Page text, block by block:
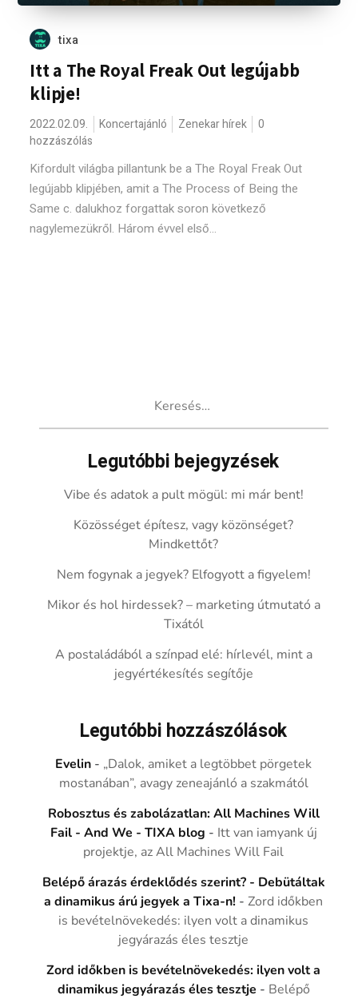
tixa
Itt a The Royal Freak Out legújabb
klipje!
2022.02.09. Koncertajánló Zenekar hírek
0
hozzászólás
Kifordult világba pillantunk be a The Royal Freak Out
legújabb klipjében, amit a The Process of Being the
Same c. dalukhoz forgattak soron következő
nagylemezükről. Három évvel első...
Legutóbbi bejegyzések
Vibe és adatok a pult mögül: mi már bent!
Közösséget építesz, vagy közönséget?
Mindkettőt?
Nem fogynak a jegyek? Elfogyott a figyelem!
Mikor és hol hirdessek? – marketing útmutató a
Tixától
A postaládából a színpad elé: hírlevél, mint a
jegyértékesítés segítője
Legutóbbi hozzászólások
Evelin - „Dalok, amiket a legtöbbet pörgetek
mostanában”, avagy zeneajánló a szakmától
Robosztus és zabolázatlan: All Machines Will
Fail - And We - TIXA blog - Itt van iamyank új
projektje, az All Machines Will Fail
Belépő árazás érdeklődés szerint? - Debütáltak
a dinamikus árú jegyek a Tixa-n! -Zord időkben
is bevételnövekedés: ilyen volt a dinamikus
jegyárazás éles tesztje
Zord időkben is bevételnövekedés: ilyen volt a
dinamikus jegyárazás éles tesztje - Belépő